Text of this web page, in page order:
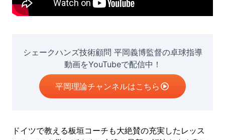
シェークハンズ技術顧問 平岡義博監督の卓球指導
動画をYouTubeで配信中！
平岡理論チャンネルはこちら
ドイツで教える板垣コーチも大絶賛の充実したレッス